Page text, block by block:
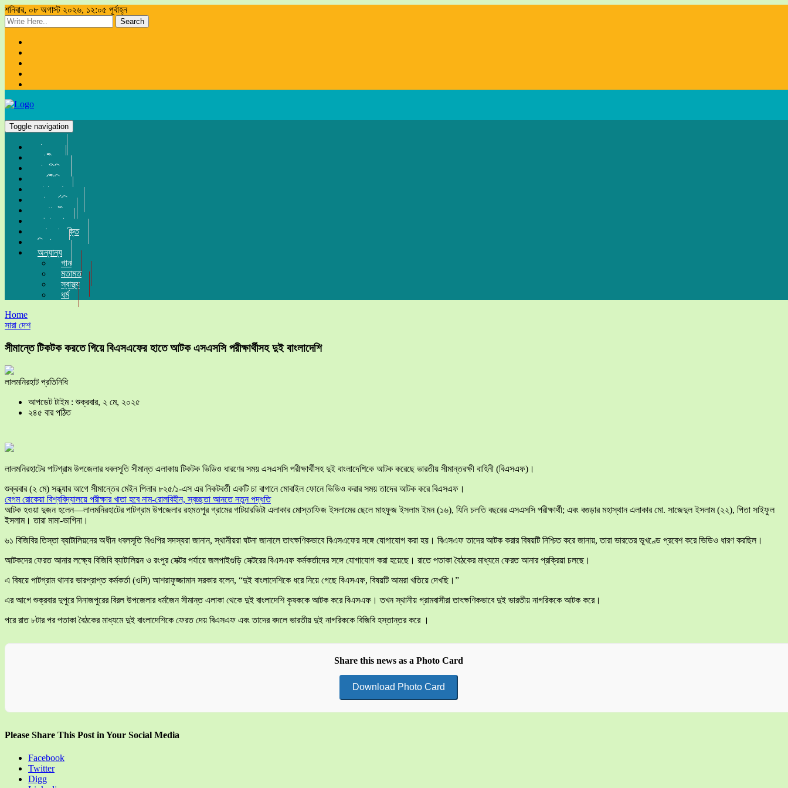
শনিবার, ০৮ অগাস্ট ২০২৬, ১২:০৫ পূর্বাহ্ন
Search
Toggle navigation
প্রচ্ছদ
জাতীয়
রাজনীতি
অর্থনীতি
সারা দেশ
আন্তর্জাতিক
সম্পাদকীয়
খেলা-ধুলা
তথ্য-প্রযুক্তি
বিনোদন
অন্যান্য
গান
মতামত
স্বাস্থ্য
ধর্ম
Home
সারা দেশ
সীমান্তে টিকটক করতে গিয়ে বিএসএফের হাতে আটক এসএসসি পরীক্ষার্থীসহ দুই বাংলাদেশি
লালমনিরহাট প্রতিনিধি
আপডেট টাইম : শুক্রবার, ২ মে, ২০২৫
২৪৫ বার পঠিত
লালমনিরহাটের পাটগ্রাম উপজেলার ধবলসূতি সীমান্ত এলাকায় টিকটক ভিডিও ধারণের সময় এসএসসি পরীক্ষার্থীসহ দুই বাংলাদেশিকে আটক করেছে ভারতীয় সীমান্তরক্ষী বাহিনী (বিএসএফ)।
শুক্রবার (২ মে) সন্ধ্যার আগে সীমান্তের মেইন পিলার ৮২৫/১-এস এর নিকটবর্তী একটি চা বাগানে মোবাইল ফোনে ভিডিও করার সময় তাদের আটক করে বিএসএফ।
বেগম রোকেয়া বিশ্ববিদ্যালয়ে পরীক্ষার খাতা হবে নাম-রোলবিহীন, স্বচ্ছতা আনতে নতুন পদ্ধতি
আটক হওয়া দুজন হলেন—লালমনিরহাটের পাটগ্রাম উপজেলার রহমতপুর গ্রামের গাটয়ারভিটা এলাকার মোস্তাফিজ ইসলামের ছেলে মাহফুজ ইসলাম ইমন (১৬), যিনি চলতি বছরের এসএসসি পরীক্ষার্থী; এবং বগুড়ার মহাস্থান এলাকার মো. সাজেদুল ইসলাম (২২), পিতা সাইফুল
ইসলাম। তারা মামা-ভাগিনা।
৬১ বিজিবির তিস্তা ব্যাটালিয়নের অধীন ধবলসূতি বিওপির সদস্যরা জানান, স্থানীয়রা ঘটনা জানালে তাৎক্ষণিকভাবে বিএসএফের সঙ্গে যোগাযোগ করা হয়। বিএসএফ তাদের আটক করার বিষয়টি নিশ্চিত করে জানায়, তারা ভারতের ভূখণ্ডে প্রবেশ করে ভিডিও ধারণ করছিল।
আটকদের ফেরত আনার লক্ষ্যে বিজিবি ব্যাটালিয়ন ও রংপুর সেক্টর পর্যায়ে জলপাইগুড়ি সেক্টরের বিএসএফ কর্মকর্তাদের সঙ্গে যোগাযোগ করা হয়েছে। রাতে পতাকা বৈঠকের মাধ্যমে ফেরত আনার প্রক্রিয়া চলছে।
এ বিষয়ে পাটগ্রাম থানার ভারপ্রাপ্ত কর্মকর্তা (ওসি) আশরাফুজ্জামান সরকার বলেন, “দুই বাংলাদেশিকে ধরে নিয়ে গেছে বিএসএফ, বিষয়টি আমরা খতিয়ে দেখছি।”
এর আগে শুক্রবার দুপুরে দিনাজপুরের বিরল উপজেলার ধর্মজৈন সীমান্ত এলাকা থেকে দুই বাংলাদেশি কৃষককে আটক করে বিএসএফ। তখন স্থানীয় গ্রামবাসীরা তাৎক্ষণিকভাবে দুই ভারতীয় নাগরিককে আটক করে।
পরে রাত ৮টার পর পতাকা বৈঠকের মাধ্যমে দুই বাংলাদেশিকে ফেরত দেয় বিএসএফ এবং তাদের বদলে ভারতীয় দুই নাগরিককে বিজিবি হস্তান্তর করে ।
Share this news as a Photo Card
Download Photo Card
Please Share This Post in Your Social Media
Facebook
Twitter
Digg